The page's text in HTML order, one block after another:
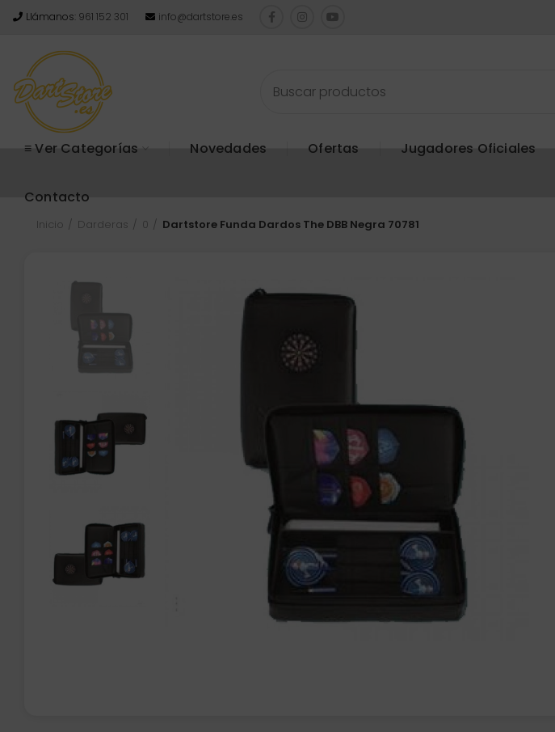
Llámanos: 961 152 301 info@dartstore.es
≡ Ver Categorías Novedades Ofertas Jugadores Oficiales
Contacto
Inicio Darderas 0 Dartstore Funda Dardos The DBB Negra 70781